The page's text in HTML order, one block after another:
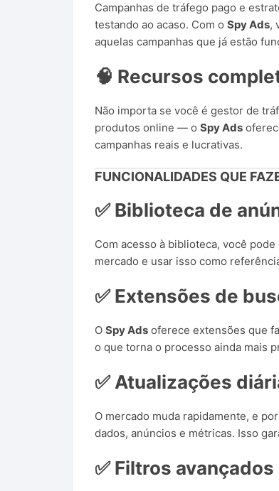
Campanhas de tráfego pago e
testando ao acaso. Com o Spy Ads,
aquelas campanhas que já estão
🧠 Recursos
Não importa se você é gestor de
produtos online — o Spy Ads
campanhas reais e lucrativas.
FUNCIONALIDADES QUE
✅ Biblioteca de
Com acesso à biblioteca, você
mercado e usar isso como
✅ Extensões de
O Spy Ads oferece extensões que
o que torna o processo ainda mais
✅ Atualizações
O mercado muda rapidamente, e
dados, anúncios e métricas. Isso
✅ Filtros avançados